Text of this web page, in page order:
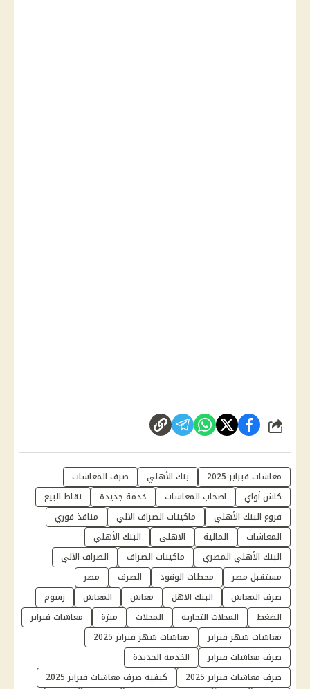
شارك
معاشات فبراير 2025 بنك الأهلي
صرف المعاشات
كاش أواي
اصحاب المعاشات خدمة جديدة
نقاط البيع
فروع البنك الأهلي
ماكينات الصراف الآلي
منافذ فوري
المعاشات
المالية الاهلى
البنك الأهلي
البنك الأهلي المصري
ماكينات الصراف
الصراف الآلي
مستقبل مصر
محطات الوقود الصرف
مصر
صرف المعاش
البنك الاهل معاش المعاش
رسوم
الضغط
المحلات التجارية المحلات ميزة
معاشات فبراير
معاشات شهر فبراير
معاشات شهر فبراير 2025
صرف معاشات فبراير
الخدمة الجديدة
صرف معاشات فبراير 2025
كيفية صرف معاشات فبراير 2025